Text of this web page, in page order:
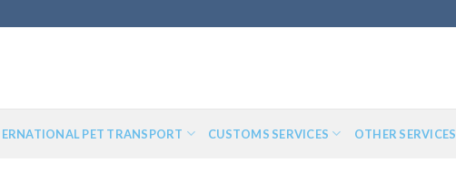
PET TRANSPORT CUSTOMS SERVICES OTHER SERVICES